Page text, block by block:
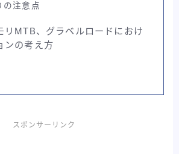
の注意点
リMTB、グラベルロードにおけ
ンの考え方
スポンサーリンク